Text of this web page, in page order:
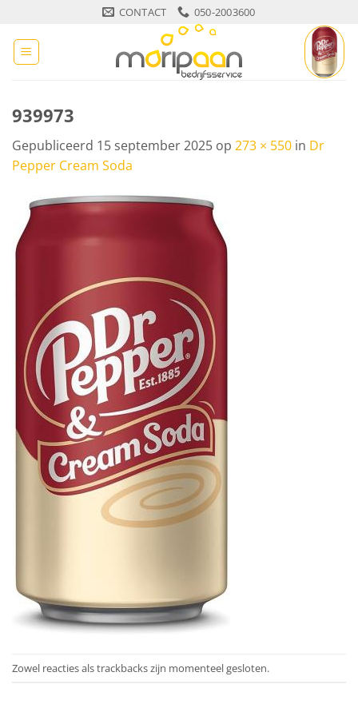
inhoud
CONTACT 050-2003600
939973
Gepubliceerd 15 september 2025 op 273 × 550 in Dr
Pepper Cream Soda
Zowel reacties als trackbacks zijn momenteel gesloten.